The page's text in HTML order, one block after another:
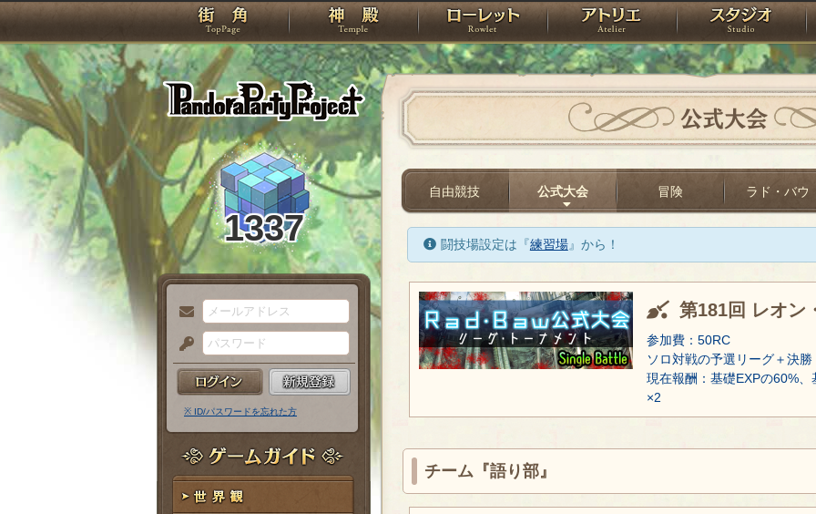
PandoraPartyProject
TOP 神殿 ローレット アトリエ
1337
メ
ー
ル
ア
ド
レ
ス
パ
ス
ー
ド
※ ID/パスワードを忘れた方
ゲームガイド
公式大会
自由競技 公式大会 冒険 ラド・バウ
闘技場設定は『練習場』から！
第181回 レオン
参加費：50RC
ソロ対戦の予選リーグ＋決
現在報酬：基礎EXPの60%
×2
チーム『語り部』